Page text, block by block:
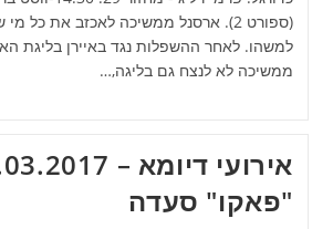
(ספורט 2). ארסנל ממשיכה לאכזב את כל
למשהו. לאחר ההשפלות נגד באיירן בליגת
ממשיכה לא לנצח גם בליגה,…
"פאקו" סעדה